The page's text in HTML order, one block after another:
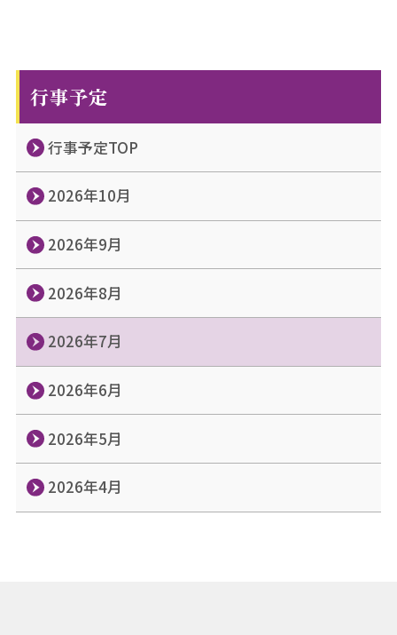
行事予定
行事予定TOP
2026年10月
2026年9月
2026年8月
2026年7月
2026年6月
2026年5月
2026年4月